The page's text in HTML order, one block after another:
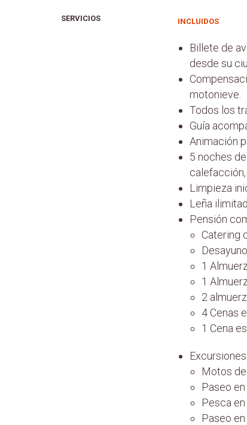
SERVICIOS INCLUIDOS
Billete de
desde su
motonieve.
Todos los
Guía
Animación
5 noches
calefacción,
Limpieza
Leña
Pensión
Catering
1
1
2
4 Cenas
1 Cena
Motos de
Paseo
Pesca en
Paseo